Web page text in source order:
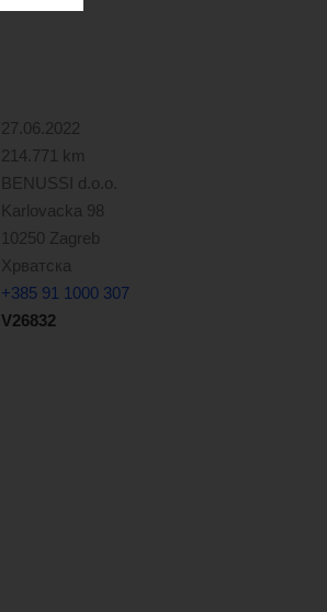
27.06.2022
214.771 km
BENUSSI d.o.o.
Karlovacka 98
10250 Zagreb
Хрватска
+385 91 1000 307
V26832